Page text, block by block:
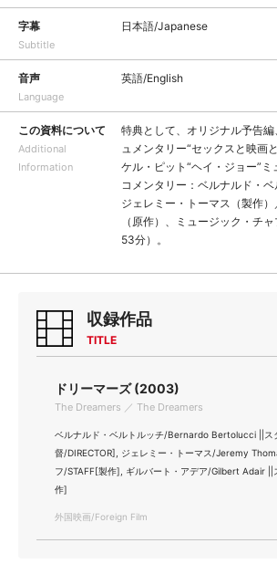
字幕
Subtitle
日本語/Japanese
音声
Language
英語/English
この資料について
Additional
Information
特典として、オリジナル予告
ュメンタリー“セックスと映画
ケル・ピット“ヘイ・ジョー”ミ
コメンタリー：ベルナルド・
ジェレミー・トーマス（製作
（原作）、ミュージック・チ
53分）。
収録作品
TITLE
ドリーマーズ (2003)
The Dreamers ／ The Dreamers
ベルナルド・ベルトルッチ/Bernardo Bertolucci ||ス
督/DIRECTOR], ジェレミー・トーマス/Jeremy
フ/STAFF[製作], ギルバート・アデア/Gilbert Adair ||
作]
外国映画/Foreign Film